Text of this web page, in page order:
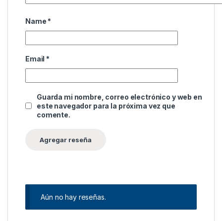
Name *
Email *
Guarda mi nombre, correo electrónico y web en
este navegador para la próxima vez que
comente.
Aún no hay reseñas.